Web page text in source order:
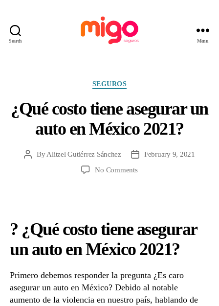
Search Menu
Categories
SEGUROS
¿Qué costo tiene asegurar un
auto en México 2021?
PostByAlitzel Gutiérrez Sánchez
PostFebruary 9, 2021
No Commentson
auto
en
México
? ¿Qué costo tiene asegurar
un auto en México 2021?
Primero debemos responder la pregunta ¿Es caro
asegurar un auto en México? Debido al notable
aumento de la violencia en nuestro país, hablando de